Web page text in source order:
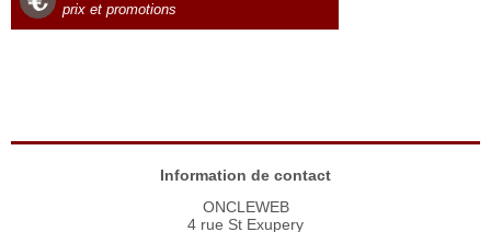
prix et promotions
Information de contact
ONCLEWEB
4 rue St Exupery